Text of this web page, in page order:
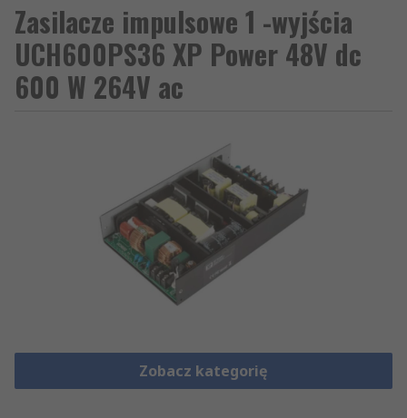
Zasilacze impulsowe 1 -wyjścia
UCH600PS36 XP Power 48V dc
600 W 264V ac
Zobacz kategorię